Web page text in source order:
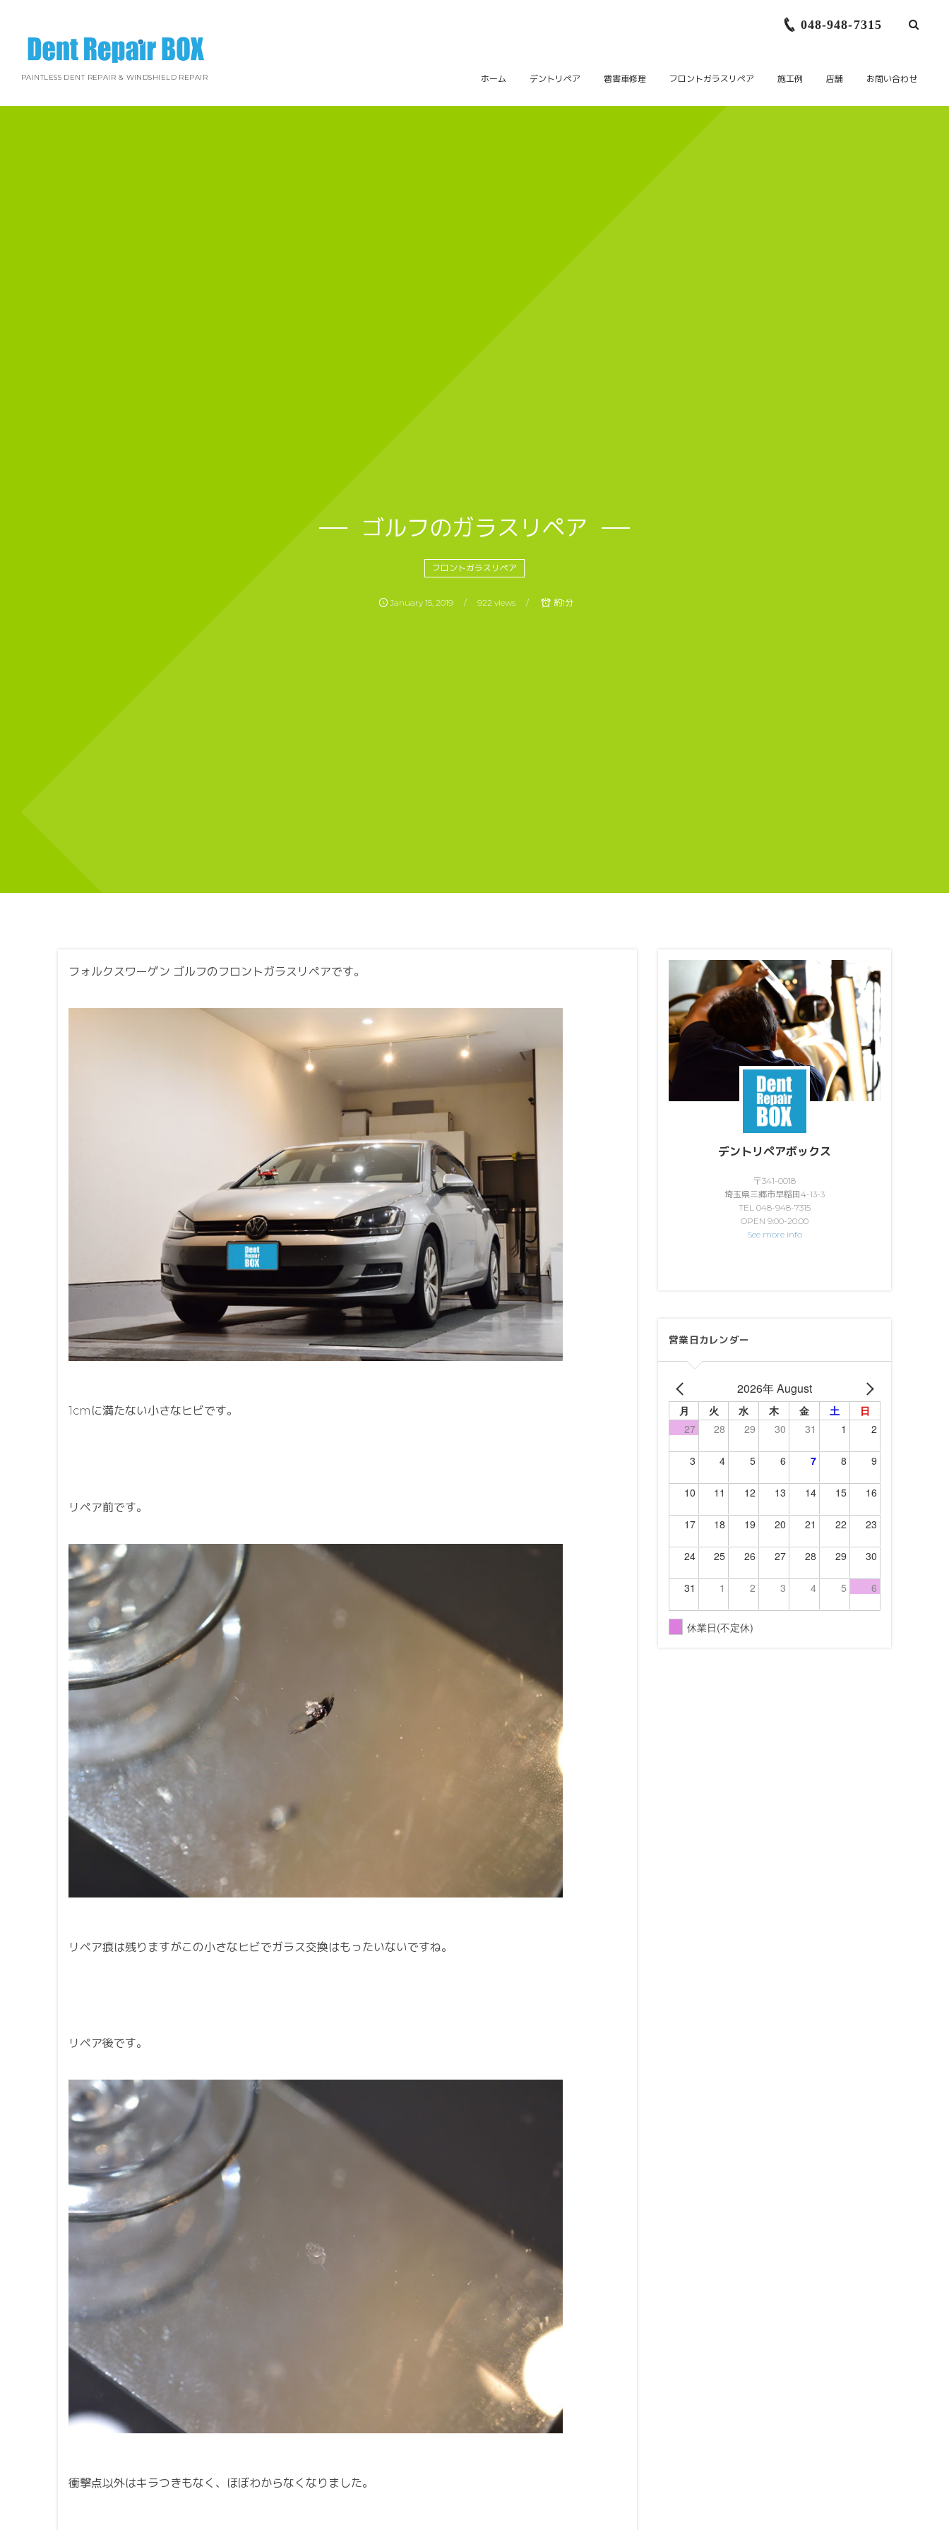
PAINTLESS DENT REPAIR & WINDSHIELD REPAIR
048-948-7315
ホーム デントリペア 雹害車修理 フロントガラスリペア 施工例 店舗 お問い合わせ
ゴルフのガラスリペア
フロントガラスリペア
January 15, 2019 922 views 約1分
フォルクスワーゲン ゴルフのフロントガラスリペアです。
1cmに満たない小さなヒビです。
リペア前です。
リペア痕は残りますがこの小さなヒビでガラス交換はもったいないですね。
リペア後です。
衝撃点以外はキラつきもなく、ほぼわからなくなりました。
デントリペアボックス
〒341-0018
埼玉県三郷市早稲田4-13-3
TEL 048-948-7315
OPEN 9:00-20:00
See more info
営業日カレンダー
2026年 August
月 火 水 木 金 土
日
27
28 29 30 31 1 2
3 4 5 6 7 8 9
10 11 12 13 14 15 16
17 18 19 20 21 22 23
24 25 26 27 28 29 30
31 1 2 3 4 5 6
休業日(不定休)